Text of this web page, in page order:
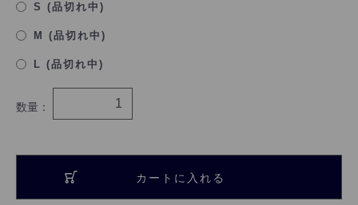
S (品切れ中)
M (品切れ中)
L (品切れ中)
数量：
カートに入れる